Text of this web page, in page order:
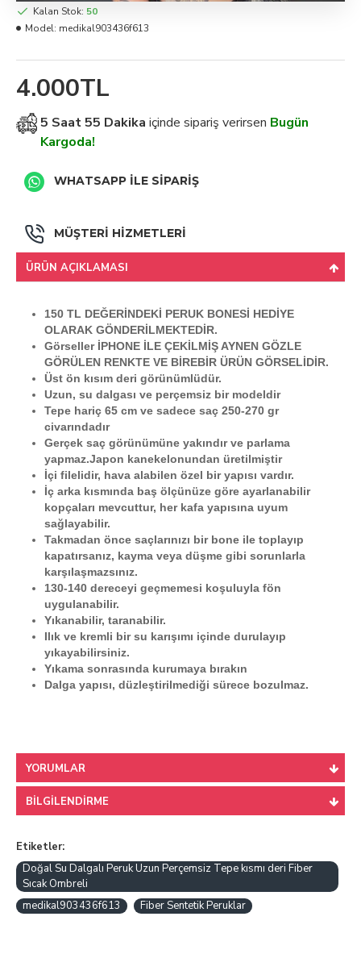
4.000TL
Kalan Stok: 50
Model: medikal903436f613
5 Saat 55 Dakika içinde sipariş verirsen Bugün
Kargoda!
WHATSAPP İLE SİPARİŞ
MÜŞTERİ HİZMETLERİ
ÜRÜN AÇIKLAMASI
150 TL DEĞERİNDEKİ PERUK BONESİ HEDİYE
OLARAK GÖNDERİLMEKTEDİR.
Görseller İPHONE İLE ÇEKİLMİŞ AYNEN GÖZLE
GÖRÜLEN RENKTE VE BİREBİR ÜRÜN GÖRSELİDİR.
Üst ön kısım deri görünümlüdür.
Uzun, su dalgası ve perçemsiz bir modeldir
Tepe hariç 65 cm ve sadece saç 250-270 gr
civarındadır
Gerçek saç görünümüne yakındır ve parlama
yapmaz.Japon kanekelonundan üretilmiştir
İçi filelidir, hava alabilen özel bir yapısı vardır.
İç arka kısmında baş ölçünüze göre ayarlanabilir
kopçaları mevcuttur, her kafa yapısına uyum
sağlayabilir.
Takmadan önce saçlarınızı bir bone ile toplayıp
kapatırsanız, kayma veya düşme gibi sorunlarla
karşılaşmazsınız.
130-140 dereceyi geçmemesi koşuluyla fön
uygulanabilir.
Yıkanabilir, taranabilir.
Ilık ve kremli bir su karışımı içinde durulayıp
yıkayabilirsiniz.
Yıkama sonrasında kurumaya bırakın
Dalga yapısı, düzleştirilmediği sürece bozulmaz.
YORUMLAR
BILGILENDIRME
Etiketler:
Doğal Su Dalgalı Peruk Uzun Perçemsiz Tepe kısmı deri Fiber
Sıcak Ombreli
medikal903436f613
Fiber Sentetik Peruklar